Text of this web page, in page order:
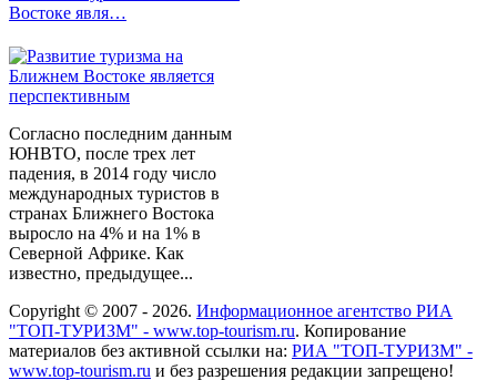
Востоке явля…
Согласно последним данным
ЮНВТО, после трех лет
падения, в 2014 году число
международных туристов в
странах Ближнего Востока
выросло на 4% и на 1% в
Северной Африке. Как
известно, предыдущее...
Copyright © 2007 - 2026. Информационное агентство РИА
"ТОП-ТУРИЗМ" - www.top-tourism.ru. Копирование
материалов без активной ссылки на: РИА "ТОП-ТУРИЗМ" -
www.top-tourism.ru и без разрешения редакции запрещено!